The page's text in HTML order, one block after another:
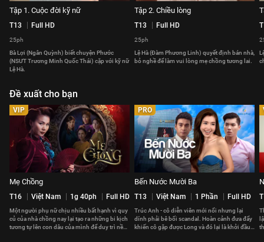
Tập 1. Cuộc đời kỹ nữ
T13 Full HD
25ph
Bà Lợi (Ngân Quỳnh) biết chuyện Phước
(NSƯT Trương Minh Quốc Thái) cặp với kỹ nữ
Lệ Hà.
Tập 2. Chiều lòng
T13 Full HD
25ph
Lệ Hà (Đàm Phương Linh) quyết định bán nhà,
bỏ nghề để làm vui lòng mẹ chồng tương lai.
Đề xuất cho bạn
VIP
Mẹ Chồng
T16 Việt Nam 1g 40ph Full HD
Một người phụ nữ chịu nhiều bất hạnh vì quy
củ của nhà chồng nay lại tạo ra những bi kịch
tương tự lên con dâu của mình để duy trì nền
PRO
Bến Nước Mười Ba
T13 Việt Nam 1 Phần Full HD
Trúc Anh - cô diễn viên mới nổi nhưng lại
dính phải bê bối scandal. Hoàn cảnh đưa đẩy
khiến cô gặp được Long và đó lại là khởi đầu